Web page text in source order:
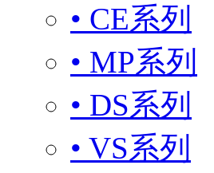
• CE系列
• MP系列
• DS系列
• VS系列